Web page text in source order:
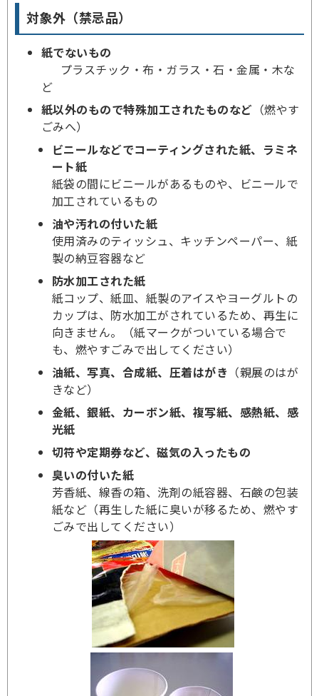
対象外（禁忌品）
紙でないもの
プラスチック・布・ガラス・石・金属・木な
ど
紙以外のもので特殊加工されたものなど （燃やす
ごみへ）
ビニールなどでコーティングされた紙、ラミネ
ート紙
紙袋の間にビニールがあるものや、ビニールで
加工されているもの
油や汚れの付いた紙
使用済みのティッシュ、キッチンペーパー、紙
製の納豆容器など
防水加工された紙
紙コップ、紙皿、紙製のアイスやヨーグルトの
カップは、防水加工がされているため、再生に
向きません。（紙マークがついている場合で
も、 燃やすごみで出してください）
油紙、写真、合成紙、圧着はがき （親展のはが
きなど）
金紙、銀紙、カーボン紙、複写紙、感熱紙、感
光紙
切符や定期券など、磁気の入ったもの
臭いの付いた紙
芳香紙、線香の箱、洗剤の紙容器、石鹸の包装
紙など（再生した紙に臭いが移るため、 燃やす
ごみで出してください）